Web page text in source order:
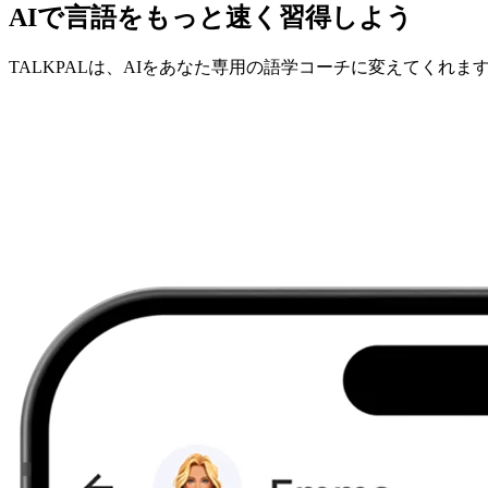
AIで言語をもっと速く習得しよう
TALKPALは、AIをあなた専用の語学コーチに変えてくれま